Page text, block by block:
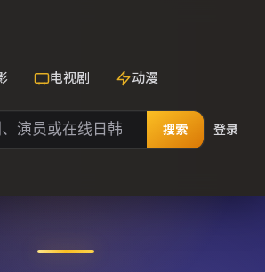
电视剧 动漫
搜索 登录